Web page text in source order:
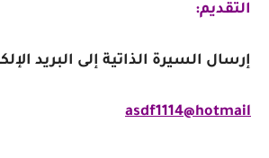
التقديم:
إرسال السيرة الذاتية إلى البريد
asdf1114@hotmail